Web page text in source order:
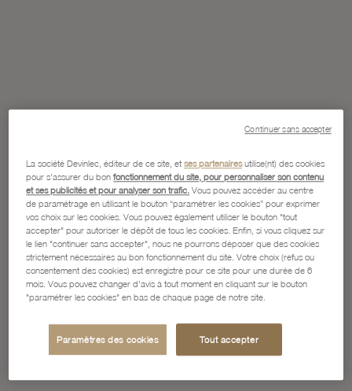
La société Devinlec, éditeur de ce site, etses partenairesutilise(nt) des cookies
pour s'assurer du bonfonctionnement du site, pour personnaliser son contenu
et ses publicités et pour analyser son trafic. Vous pouvez accéder au centre
de paramétrage en utilisant le bouton “paramétrer les cookies” pour exprimer
vos choix sur les cookies. Vous pouvez également utiliser le bouton "tout
accepter" pour autoriser le dépôt de tous les cookies. Enfin, si vous cliquez sur
le lien "continuer sans accepter", nous ne pourrons déposer que des cookies
strictement nécessaires au bon fonctionnement du site. Votre choix (refus ou
consentement des cookies) est enregistré pour ce site pour une durée de 6
mois. Vous pouvez changer d'avis à tout moment en cliquant sur le bouton
"paramétrer les cookies" en bas de chaque page de notre site.
Paramètres des cookies Tout accepter
Continuer sans accepter